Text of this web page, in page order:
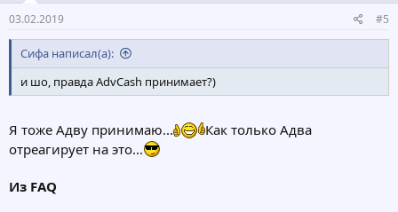
03.02.2019 #5
Сифа написал(а):
и шо, правда AdvCash принимает?)
Я тоже Адву принимаю...
Как только Адва
отреагирует на это...
Из FAQ